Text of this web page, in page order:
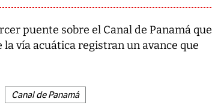
puente sobre el Canal de Panamá que
vía acuática registran un avance que
Canal de Panamá